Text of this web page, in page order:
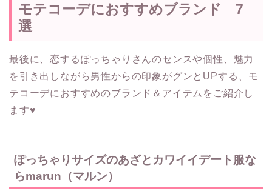
モテコーデにおすすめブランド 7
選
最後に、恋するぽっちゃりさんのセンスや個性、魅力
を引き出しながら男性からの印象がグンとUPする、モ
テコーデにおすすめのブランド＆アイテムをご紹介し
ます♥
ぽっちゃりサイズのあざとカワイイデート服な
らmarun（マルン）